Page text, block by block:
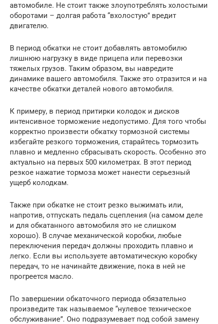
автомобиле. Не стоит также злоупотреблять холостыми
оборотами – долгая работа “вхолостую” вредит
двигателю.
В период обкатки не стоит добавлять автомобилю
лишнюю нагрузку в виде прицепа или перевозки
тяжелых грузов. Таким образом, вы навредите
динамике вашего автомобиля. Также это отразится и на
качестве обкатки деталей нового автомобиля.
К примеру, в период притирки колодок и дисков
интенсивное торможение недопустимо. Для того чтобы
корректно произвести обкатку тормозной системы
избегайте резкого торможения, старайтесь тормозить
плавно и медленно сбрасывать скорость. Особенно это
актуально на первых 500 километрах. В этот период
резкое нажатие тормоза может нанести серьезный
ущерб колодкам.
Также при обкатке не стоит резко выжимать или,
напротив, отпускать педаль сцепления (на самом деле
и для обкатанного автомобиля это не слишком
хорошо). В случае механической коробки, любые
переключения передач должны проходить плавно и
легко. Если вы используете автоматическую коробку
передач, то не начинайте движение, пока в ней не
прогреется масло.
По завершении обкаточного периода обязательно
произведите так называемое “нулевое техническое
обслуживание”. Оно подразумевает под собой замену